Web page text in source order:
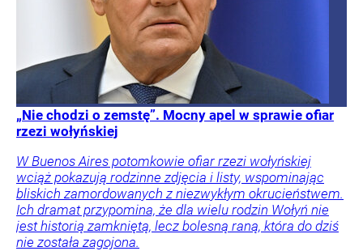
„Nie chodzi o zemstę”. Mocny apel w sprawie ofiar
rzezi wołyńskiej
W Buenos Aires potomkowie ofiar rzezi wołyńskiej
wciąż pokazują rodzinne zdjęcia i listy, wspominając
bliskich zamordowanych z niezwykłym okrucieństwem.
Ich dramat przypomina, że dla wielu rodzin Wołyń nie
jest historią zamkniętą, lecz bolesną raną, która do dziś
nie została zagojona.